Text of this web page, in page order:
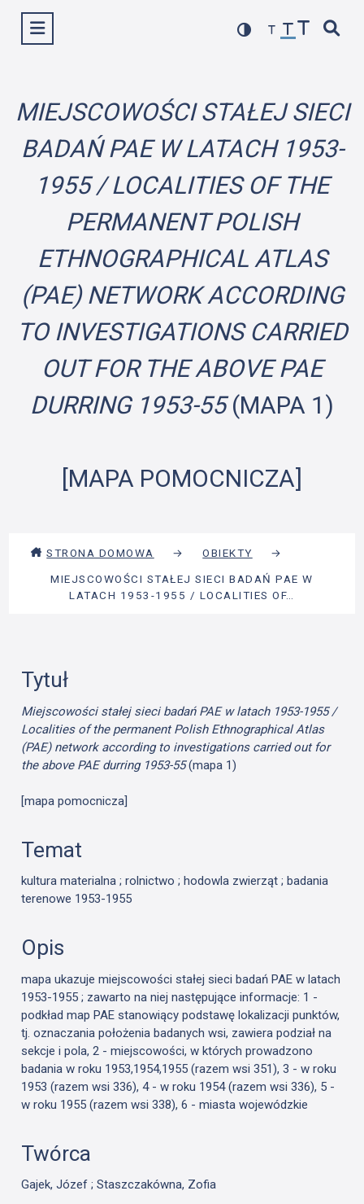
Wyświetl menu
MIEJSCOWOŚCI STAŁEJ SIECI
BADAŃ PAE W LATACH 1953-
1955 / LOCALITIES OF THE
PERMANENT POLISH
ETHNOGRAPHICAL ATLAS
(PAE) NETWORK ACCORDING
TO INVESTIGATIONS CARRIED
OUT FOR THE ABOVE PAE
DURRING 1953-55(MAPA 1)
[MAPA POMOCNICZA]
STRONA DOMOWA → OBIEKTY
→
MIEJSCOWOŚCI STAŁEJ SIECI BADAŃ PAE W
LATACH 1953-1955 / LOCALITIES OF…
Tytuł
Miejscowości stałej sieci badań PAE w latach 1953-1955 /
Localities of the permanent Polish Ethnographical Atlas
(PAE) network according to investigations carried out for
the above PAE durring 1953-55(mapa 1)
[mapa pomocnicza]
Temat
kultura materialna ; rolnictwo ; hodowla zwierząt ; badania
terenowe 1953-1955
Opis
mapa ukazuje miejscowości stałej sieci badań PAE w latach
1953-1955 ; zawarto na niej następujące informacje: 1 -
podkład map PAE stanowiący podstawę lokalizacji punktów,
tj. oznaczania położenia badanych wsi, zawiera podział na
sekcje i pola, 2 - miejscowości, w których prowadzono
badania w roku 1953,1954,1955 (razem wsi 351), 3 - w roku
1953 (razem wsi 336), 4 - w roku 1954 (razem wsi 336), 5 -
w roku 1955 (razem wsi 338), 6 - miasta wojewódzkie
Twórca
Gajek, Józef ; Staszczakówna, Zofia